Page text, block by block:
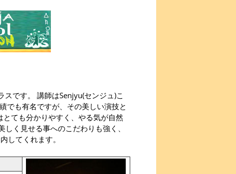
です。 講師はSenjyu(センジュ)こ
でも有名ですが、その美しい演技と
ても分かりやすく、やる気が自然
く見せる事へのこだわりも強く、
してくれます。